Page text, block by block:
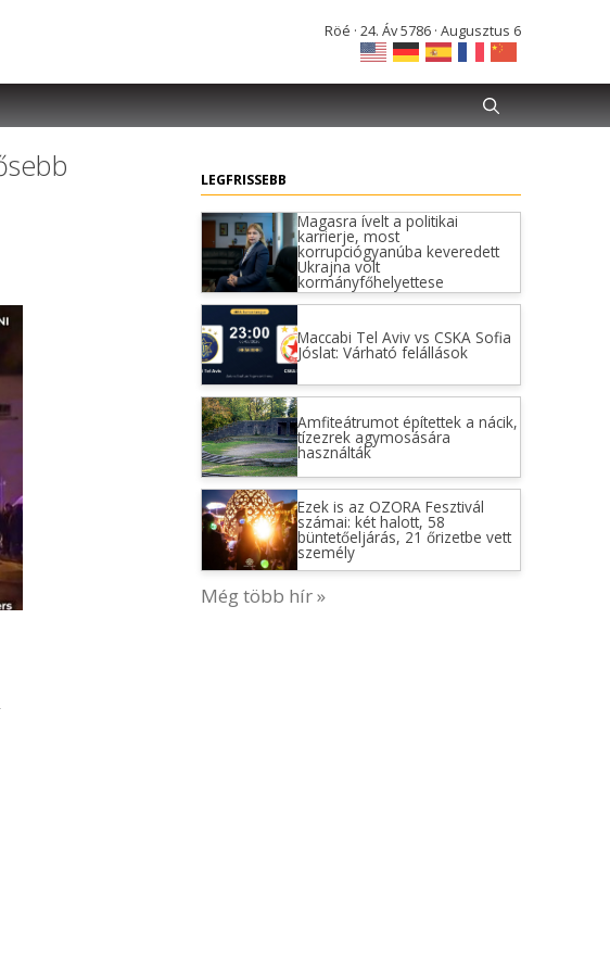
Röé · 24. Áv 5786 · Augusztus 6
LEGFRISSEBB
Magasra ívelt a politikai
karrierje, most
korrupciógyanúba keveredett
Ukrajna volt
kormányfőhelyettese
Maccabi Tel Aviv vs CSKA Sofia
Jóslat: Várható felállások
Amfiteátrumot építettek a nácik,
tízezrek agymosására
használták
Ezek is az OZORA Fesztivál
számai: két halott, 58
büntetőeljárás, 21 őrizetbe vett
személy
Még több hír »